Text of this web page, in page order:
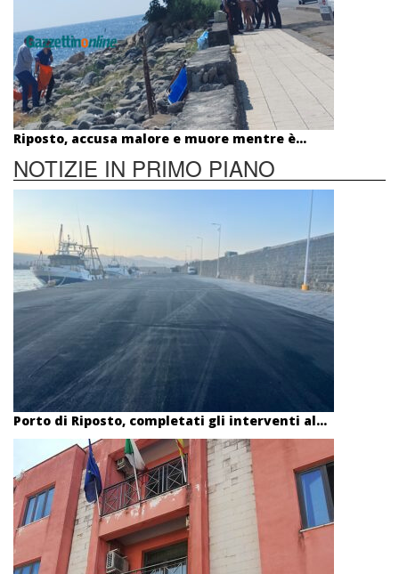
Riposto, accusa malore e muore mentre è...
NOTIZIE IN PRIMO PIANO
Porto di Riposto, completati gli interventi al...